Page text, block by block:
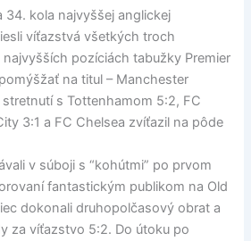
34. kola najvyššej anglickej
víťazstvá všetkých troch
pozíciách tabužky Premier
na titul – Manchester
stretnutí s Tottenhamom 5:2, FC
3:1 a FC Chelsea zvíťazil na pôde
v súboji s “kohútmi” po prvom
fantastickým publikom na Old
dokonali druhopolčasový obrat a
za víťazstvo 5:2. Do útoku po